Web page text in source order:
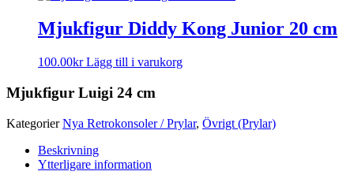
Mjukfigur Diddy Kong Junior 20 cm
100.00kr Lägg till i varukorg
Mjukfigur Luigi 24 cm
Kategorier Nya Retrokonsoler / Prylar, Övrigt (Prylar)
Beskrivning
Ytterligare information